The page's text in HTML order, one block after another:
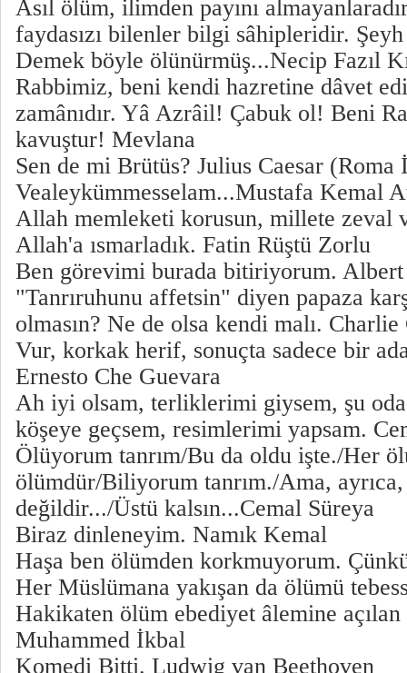
Asıl ölüm, ilimden payını
faydasızı bilenler bilgi sâhipleridir.
Demek böyle ölünürmüş...Necip Fazıl
Rabbimiz, beni kendi hazretine dâvet
zamânıdır. Yâ Azrâil! Çabuk ol! Beni
kavuştur! Mevlana
Sen de mi Brütüs? Julius Caesar
Vealeykümmesselam...Mustafa Kemal
Allah memleketi korusun, millete zeval
Allah'a ısmarladık. Fatin Rüştü Zorlu
Ben görevimi burada bitiriyorum.
"Tanrıruhunu affetsin" diyen papaza
olmasın? Ne de olsa kendi malı.
Vur, korkak herif, sonuçta sadece bir
Ernesto Che Guevara
Ah iyi olsam, terliklerimi giysem, şu
köşeye geçsem, resimlerimi yapsam.
Ölüyorum tanrım/Bu da oldu işte./Her
ölümdür/Biliyorum tanrım./Ama, ayrıca,
değildir.../Üstü kalsın...Cemal Süreya
Biraz dinleneyim. Namık Kemal
Haşa ben ölümden korkmuyorum.
Her Müslümana yakışan da ölümü
Hakikaten ölüm ebediyet âlemine
Muhammed İkbal
Komedi Bitti. Ludwig van Beethoven